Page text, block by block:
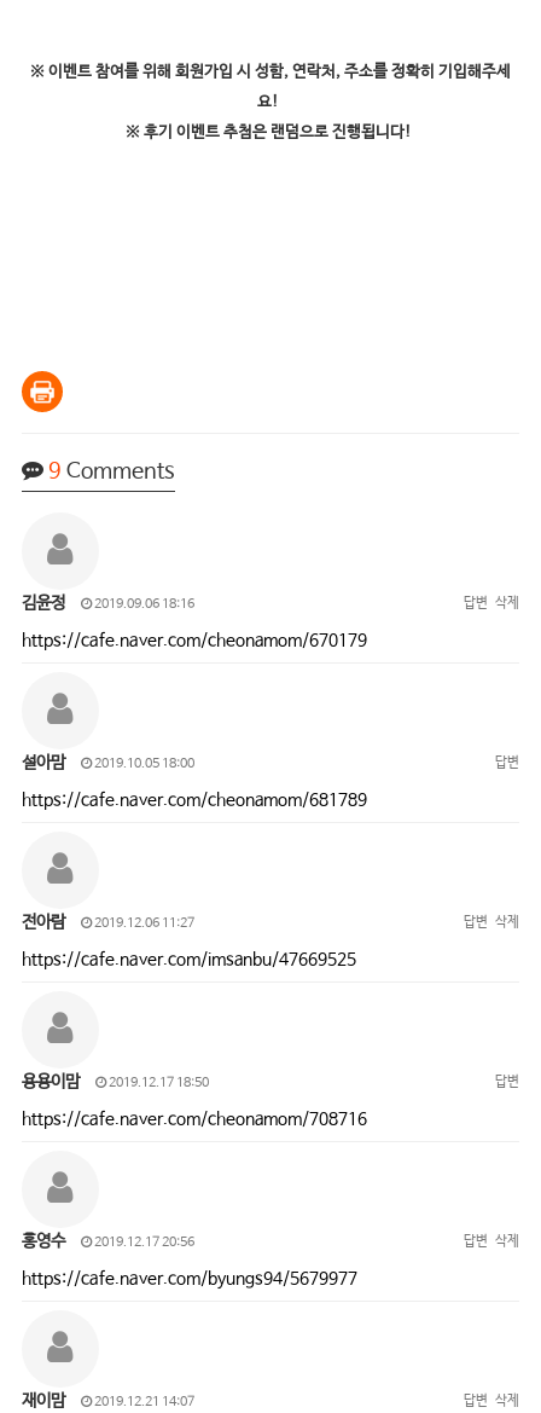
※ 이벤트 참여를 위해 회원가입 시 성함, 연락처, 주소를 정확히 기입해주세
요!
※ 후기 이벤트 추첨은 랜덤으로 진행됩니다!
9 Comments
김윤정 2019.09.06 18:16 답변 삭제
https://cafe.naver.com/cheonamom/670179
설아맘 2019.10.05 18:00 답변
https://cafe.naver.com/cheonamom/681789
전아람 2019.12.06 11:27 답변 삭제
https://cafe.naver.com/imsanbu/47669525
용용이맘 2019.12.17 18:50 답변
https://cafe.naver.com/cheonamom/708716
홍영수 2019.12.17 20:56 답변 삭제
https://cafe.naver.com/byungs94/5679977
재이맘 2019.12.21 14:07 답변 삭제